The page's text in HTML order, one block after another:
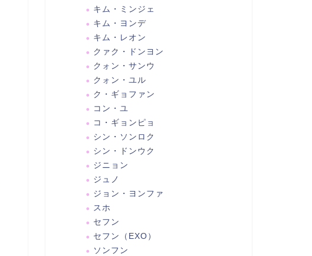
キム・ミンジェ
キム・ヨンデ
キム・レオン
クァク・ドンヨン
クォン・サンウ
クォン・ユル
ク・ギョファン
コン・ユ
コ・ギョンピョ
シン・ソンロク
シン・ドンウク
ジニョン
ジュノ
ジョン・ヨンファ
スホ
セフン
セフン（EXO）
ソンフン